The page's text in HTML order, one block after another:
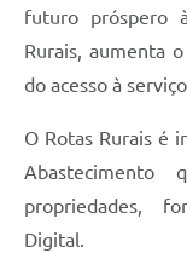
futuro próspero
Rurais, aumenta
do acesso à
O Rotas Rurais é
propriedades,
Digital.